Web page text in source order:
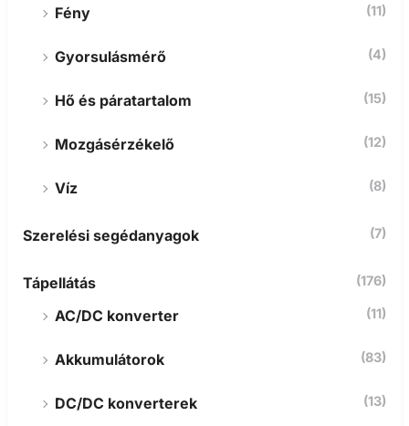
Fény (11)
Gyorsulásmérő (4)
Hő és páratartalom (15)
Mozgásérzékelő (12)
Víz (8)
Szerelési segédanyagok (7)
Tápellátás (176)
AC/DC konverter (11)
Akkumulátorok (83)
DC/DC konverterek (13)